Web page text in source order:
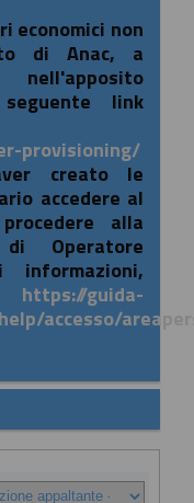
economici non
di Anac, a
nell'apposito
link
provisioning/
creato le
accedere al
alla
Operatore
informazioni,
https://guida-
accesso/